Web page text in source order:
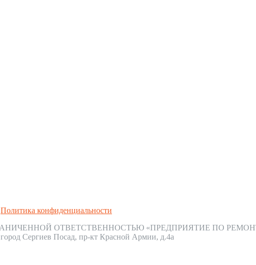
Политика конфиденциальности
ОТВЕТСТВЕННОСТЬЮ «ПРЕДПРИЯТИЕ ПО
город Сергиев Посад, пр-кт Красной Армии, д.4а